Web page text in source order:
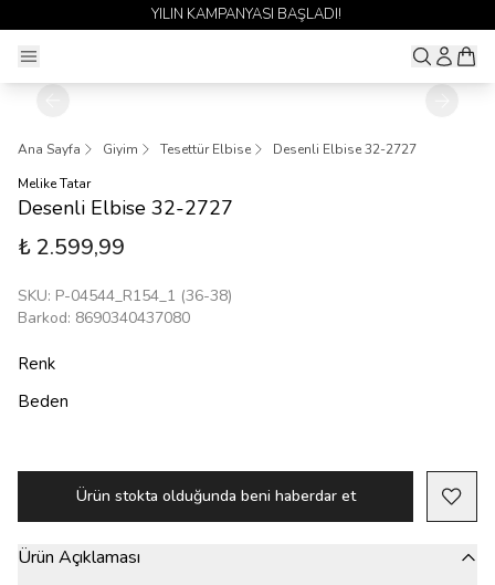
YILIN KAMPANYASI BAŞLADI!
Ana Sayfa Giyim Tesettür Elbise
Desenli Elbise 32-2727
Melike Tatar
Desenli Elbise 32-2727
₺ 2.599,99
SKU: P-04544_R154_1 (36-38)
Barkod: 8690340437080
Renk
Beden
Ürün stokta olduğunda beni haberdar et
Ürün Açıklaması